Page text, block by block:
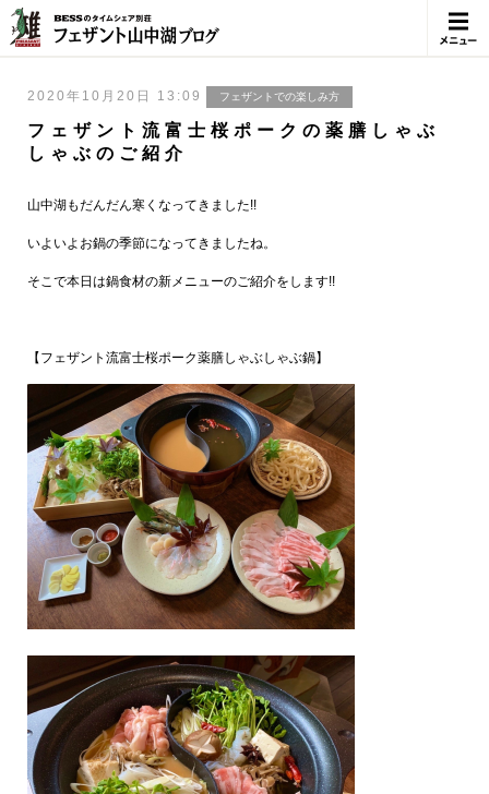
メニュ
2020年10月20日 13:09 フェザントでの楽しみ方
フェザント流富士桜ポークの薬膳しゃぶ
しゃぶのご紹介
山中湖もだんだん寒くなってきました!!
いよいよお鍋の季節になってきましたね。
そこで本日は鍋食材の新メニューのご紹介をします!!
【フェザント流富士桜ポーク薬膳しゃぶしゃぶ鍋】